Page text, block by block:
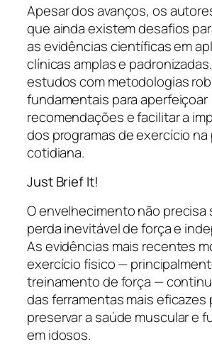
Apesar dos avanços, os
que ainda existem desafios
as evidências científicas em
clínicas amplas e
estudos com metodologias
fundamentais para aperfeiçoar
recomendações e facilitar a
dos programas de exercício na
cotidiana.
Just Brief It!
O envelhecimento não precisa
perda inevitável de força e
As evidências mais recentes
exercício físico —
treinamento de força —
das ferramentas mais eficazes
preservar a saúde muscular e
em idosos.